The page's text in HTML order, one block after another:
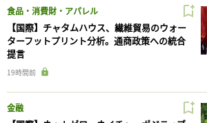
食品・消費財・アパレル
【国際】チャタムハウス、繊維貿易のウォー
ターフットプリント分析。通商政策への統合
提言
19時間前
金融